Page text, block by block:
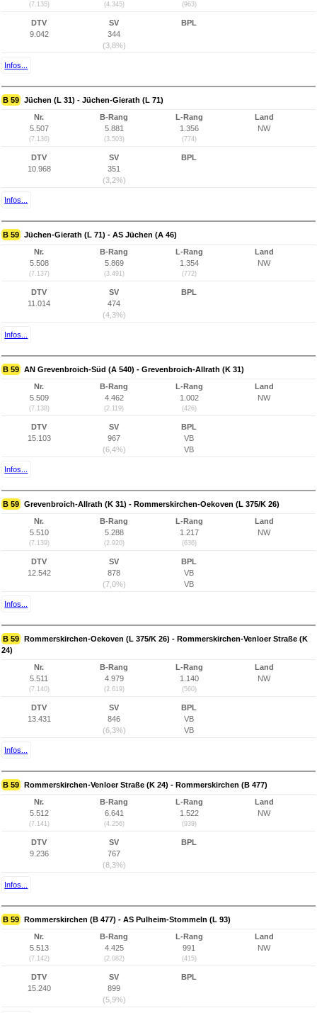
(7.135) (4.345) (963)
DTV
9.042
SV
344
(3,8%)
BPL
Infos...
B 59 Jüchen (L 31) - Jüchen-Gierath (L 71)
Nr.
5.507
(7.136)
B-Rang
5.881
(3.503)
L-Rang
1.356
(774)
Land
NW
DTV
10.968
SV
351
(3,2%)
BPL
Infos...
B 59 Jüchen-Gierath (L 71) - AS Jüchen (A 46)
Nr.
5.508
(7.137)
B-Rang
5.869
(3.491)
L-Rang
1.354
(772)
Land
NW
DTV
11.014
SV
474
(4,3%)
BPL
Infos...
B 59 AN Grevenbroich-Süd (A 540) - Grevenbroich-Allrath (K 31)
Nr.
5.509
(7.138)
B-Rang
4.462
(2.119)
L-Rang
1.002
(426)
Land
NW
DTV
15.103
SV
967
(6,4%)
BPL
VB
VB
Infos...
B 59 Grevenbroich-Allrath (K 31) - Rommerskirchen-Oekoven (L 375/K 26)
Nr.
5.510
(7.139)
B-Rang
5.288
(2.920)
L-Rang
1.217
(636)
Land
NW
DTV
12.542
SV
878
(7,0%)
BPL
VB
VB
Infos...
B 59 Rommerskirchen-Oekoven (L 375/K 26) - Rommerskirchen-Venloer Straße (K
24)
Nr.
5.511
(7.140)
B-Rang
4.979
(2.619)
L-Rang
1.140
(560)
Land
NW
DTV
13.431
SV
846
(6,3%)
BPL
VB
VB
Infos...
B 59 Rommerskirchen-Venloer Straße (K 24) - Rommerskirchen (B 477)
Nr.
5.512
(7.141)
B-Rang
6.641
(4.256)
L-Rang
1.522
(939)
Land
NW
DTV
9.236
SV
767
(8,3%)
BPL
Infos...
B 59 Rommerskirchen (B 477) - AS Pulheim-Stommeln (L 93)
Nr.
5.513
(7.142)
B-Rang
4.425
(2.082)
L-Rang
991
(415)
Land
NW
DTV
15.240
SV
899
(5,9%)
BPL